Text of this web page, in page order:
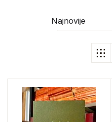
Najnovije